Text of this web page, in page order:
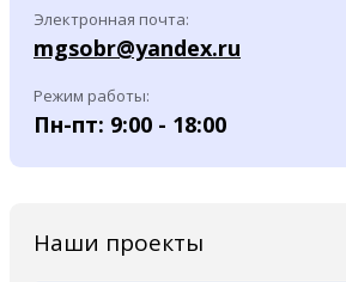
Электронная почта:
mgsobr@yandex.ru
Режим работы:
Пн-пт: 9:00 - 18:00
Наши проекты